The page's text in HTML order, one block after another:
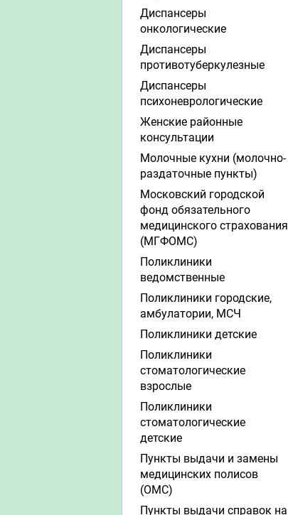
Диспансеры
онкологические
Диспансеры
противотуберкулезные
Диспансеры
психоневрологические
Женские районные
консультации
Молочные кухни (молочно-
раздаточные пункты)
Московский городской
фонд обязательного
медицинского страхования
(МГФОМС)
Поликлиники
ведомственные
Поликлиники городские,
амбулатории, МСЧ
Поликлиники детские
Поликлиники
стоматологические
взрослые
Поликлиники
стоматологические
детские
Пункты выдачи и замены
медицинских полисов
(ОМС)
Пункты выдачи справок на